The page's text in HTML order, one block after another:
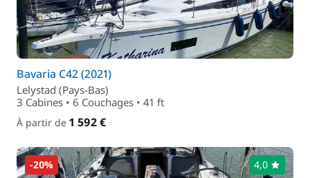
Bavaria C42 (2021)
Lelystad (Pays-Bas)
3 Cabines • 6 Couchages • 41 ft
À partir de 1 592 €
-20% 4,0